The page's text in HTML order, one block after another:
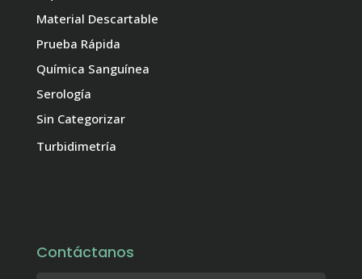
Material Descartable
Prueba Rápida
Química Sanguínea
Serología
Sin Categorizar
Turbidimetría
Contáctanos